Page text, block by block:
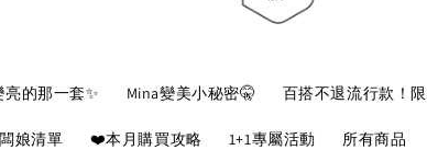
的那一套✨ Mina變美小秘密🤫 百搭不退流行款！
娘清單 ❤️本月購買攻略 1+1專屬活動 所有商品